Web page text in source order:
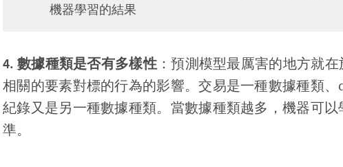
機器學習的結果
4. 數據種類是否有多樣性：預測模型最厲害的地方就
相關的要素對標的行為的影響。交易是一種數據種類
紀錄又是另一種數據種類。當數據種類越多，機器可
準。